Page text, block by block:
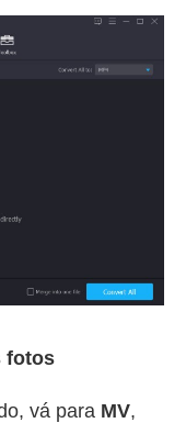
fotos
vá para MV,